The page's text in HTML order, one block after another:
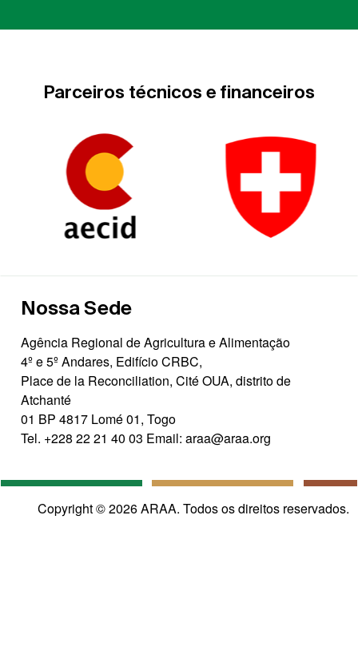
Parceiros técnicos e financeiros
Nossa Sede
Agência Regional de Agricultura e Alimentação
4º e 5º Andares, Edifício CRBC,
Place de la Reconciliation, Cité OUA, distrito de
Atchanté
01 BP 4817 Lomé 01, Togo
Tel. +228 22 21 40 03 Email: araa@araa.org
Copyright © 2026 ARAA. Todos os direitos reservados.